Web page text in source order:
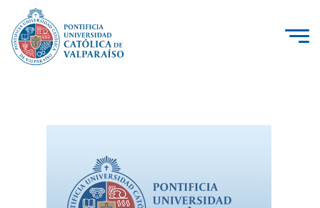
Vinculación con el Medio